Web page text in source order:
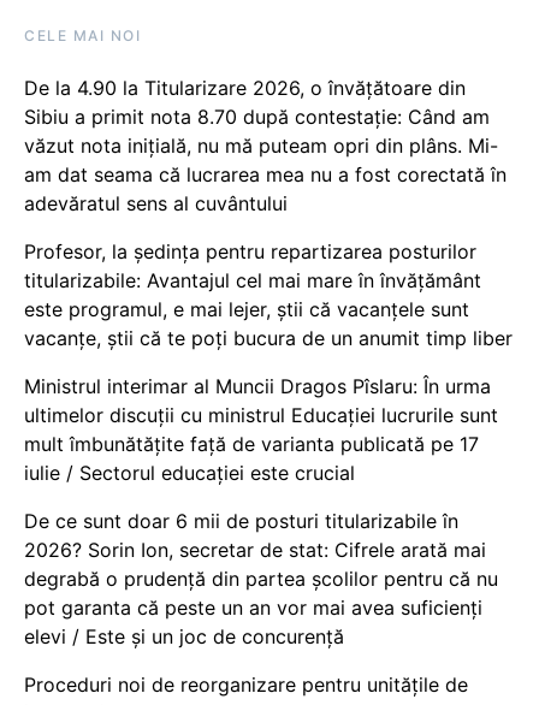
CELE MAI NOI
De la 4.90 la Titularizare 2026, o învățătoare din
Sibiu a primit nota 8.70 după contestație: Când am
văzut nota inițială, nu mă puteam opri din plâns. Mi-
am dat seama că lucrarea mea nu a fost corectată în
adevăratul sens al cuvântului
Profesor, la ședința pentru repartizarea posturilor
titularizabile: Avantajul cel mai mare în învățământ
este programul, e mai lejer, știi că vacanțele sunt
vacanţe, știi că te poți bucura de un anumit timp liber
Ministrul interimar al Muncii Dragos Pîslaru: În urma
ultimelor discuții cu ministrul Educației lucrurile sunt
mult îmbunătățite față de varianta publicată pe 17
iulie / Sectorul educației este crucial
De ce sunt doar 6 mii de posturi titularizabile în
2026? Sorin Ion, secretar de stat: Cifrele arată mai
degrabă o prudență din partea școlilor pentru că nu
pot garanta că peste un an vor mai avea suficienți
elevi / Este și un joc de concurență
Proceduri noi de reorganizare pentru unitățile de